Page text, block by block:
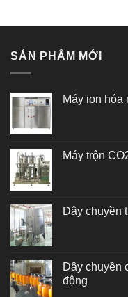
SẢN PHẨM MỚI
Máy ion
Máy trộn
Dây chuyền
Dây chuyền
động